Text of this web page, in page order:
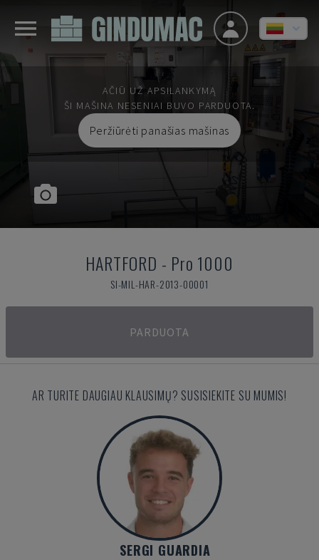
AČIŪ UŽ APSILANKYMĄ
ŠI MAŠINA NESENIAI BUVO PARDUOTA.
Peržiūrėti panašias mašinas
HARTFORD - Pro 1000
SI-MIL-HAR-2013-00001
PARDUOTA
AR TURITE DAUGIAU KLAUSIMŲ? SUSISIEKITE SU MUMIS!
SERGI GUARDIA